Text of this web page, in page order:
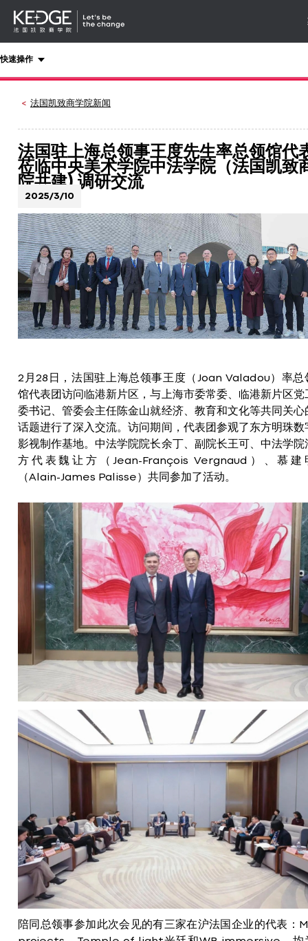
Kedge
快速操作
法国凯致商学院新闻
法国驻上海总领事王度先生率总领馆代
莅临中央美术学院中法学院（法国凯致
院共建) 调研交流
2025/3/10
2月28日，法国驻上海总领事王度（Joan Valadou）率总
馆代表团访问临港新片区，与上海市委常委、临港新片区党
委书记、管委会主任陈金山就经济、教育和文化等共同关心
话题进行了深入交流。访问期间，代表团参观了东方明珠数
影视制作基地。中法学院院长余丁、副院长王可、中法学院
方代表魏让方（Jean-François Vergnaud）、慕建
（Alain-James Palisse）共同参加了活动。
陪同总领事参加此次会见的有三家在沪法国企业的代表：